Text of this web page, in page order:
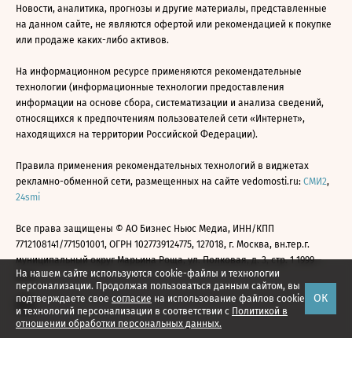
На нашем сайте используются cookie-файлы и технологии
персонализации. Продолжая пользоваться данным сайтом, вы
подтверждаете свое согласие на использование файлов cookie
и технологий персонализации в соответствии с Политикой в
отношении обработки персональных данных.
ОК
Новости, аналитика, прогнозы и другие материалы, представленные
на данном сайте, не являются офертой или рекомендацией к покупке
или продаже каких-либо активов.
На информационном ресурсе применяются рекомендательные
технологии (информационные технологии предоставления
информации на основе сбора, систематизации и анализа сведений,
относящихся к предпочтениям пользователей сети «Интернет»,
находящихся на территории Российской Федерации).
Правила применения рекомендательных технологий в виджетах
рекламно-обменной сети, размещенных на сайте vedomosti.ru: СМИ2,
24smi
Все права защищены © АО Бизнес Ньюс Медиа, ИНН/КПП
7712108141/771501001, ОГРН 1027739124775, 127018, г. Москва, вн.тер.г.
муниципальный округ Марьина Роща, ул. Полковая, д. 3, стр. 1 1999—
2026